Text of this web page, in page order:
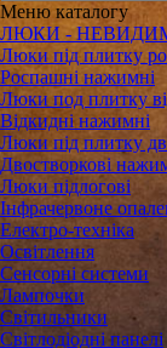
Меню каталогу
ЛЮКИ -
Люки під плитку
Роспашні нажимні
Люки под плитку
Відкидні нажимні
Люки під плитку
Двостворкові
Люки підлогові
Інфрачервоне
Електро-техніка
Освітлення
Сенсорні системи
Лампочки
Світильники
Світлодіодні панелі